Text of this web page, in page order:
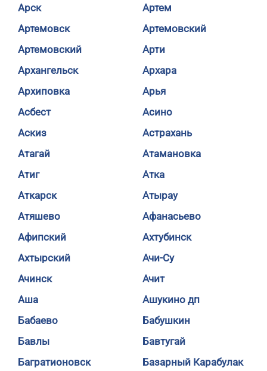
Арск
Артем
Артемовск
Артемовский
Артемовский
Арти
Архангельск
Архара
Архиповка
Арья
Асбест
Асино
Аскиз
Астрахань
Атагай
Атамановка
Атиг
Атка
Аткарск
Атырау
Атяшево
Афанасьево
Афипский
Ахтубинск
Ахтырский
Ачи-Су
Ачинск
Ачит
Аша
Ашукино дп
Бабаево
Бабушкин
Бавлы
Бавтугай
Багратионовск
Базарный Карабулак